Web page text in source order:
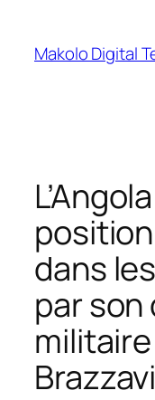
Makolo Digital
dans
par